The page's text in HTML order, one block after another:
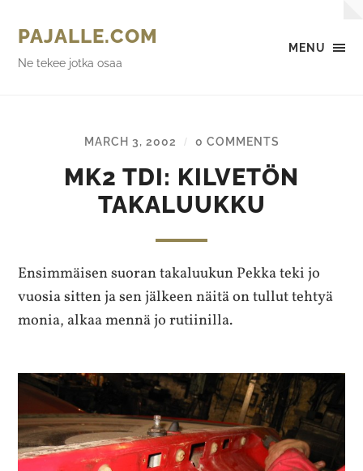
MENU
PAJALLE.COM
Ne tekee jotka osaa
MARCH 3, 2002 / 0 COMMENTS
MK2 TDI: KILVETÖN
TAKALUUKKU
Ensimmäisen suoran takaluukun Pekka teki jo
vuosia sitten ja sen jälkeen näitä on tullut tehtyä
monia, alkaa mennä jo rutiinilla.